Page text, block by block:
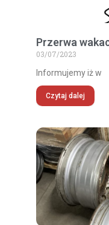
Przerwa
03/07/2023
Informujemy iż w
Czytaj dalej